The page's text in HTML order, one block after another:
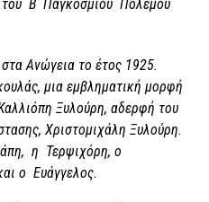
Β΄ Παγκοσμίου Πολέμου
Ανώγεια το έτος 1925.
μια εμβληματική μορφή
Ξυλούρη, αδερφή του
Χριστομιχάλη Ξυλούρη.
η Τερψιχόρη, ο
ο Ευάγγελος.